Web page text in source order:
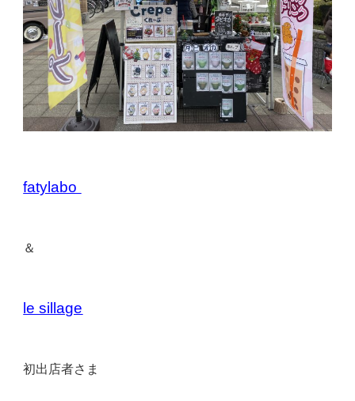
fatylabo
＆
le sillage
初出店者さま